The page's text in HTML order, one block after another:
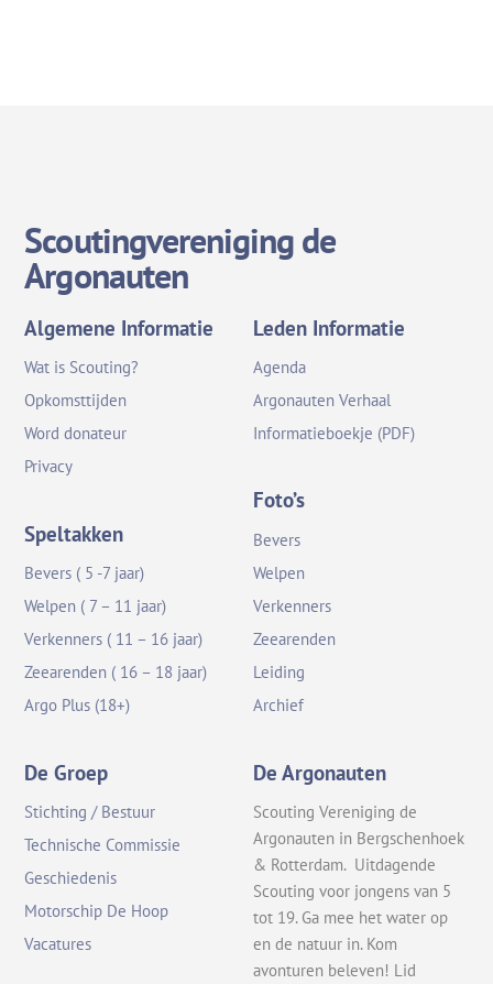
Scoutingvereniging de
Argonauten
Algemene Informatie
Wat is Scouting?
Opkomsttijden
Word donateur
Privacy
Speltakken
Bevers ( 5 -7 jaar)
Welpen ( 7 – 11 jaar)
Verkenners ( 11 – 16 jaar)
Zeearenden ( 16 – 18 jaar)
Argo Plus (18+)
Leden Informatie
Agenda
Argonauten Verhaal
Informatieboekje (PDF)
Foto’s
Bevers
Welpen
Verkenners
Zeearenden
Leiding
Archief
De Groep
Stichting / Bestuur
Technische Commissie
Geschiedenis
Motorschip De Hoop
Vacatures
De Argonauten
Scouting Vereniging de
Argonauten in Bergschenhoek
& Rotterdam. Uitdagende
Scouting voor jongens van 5
tot 19. Ga mee het water op
en de natuur in. Kom
avonturen beleven! Lid